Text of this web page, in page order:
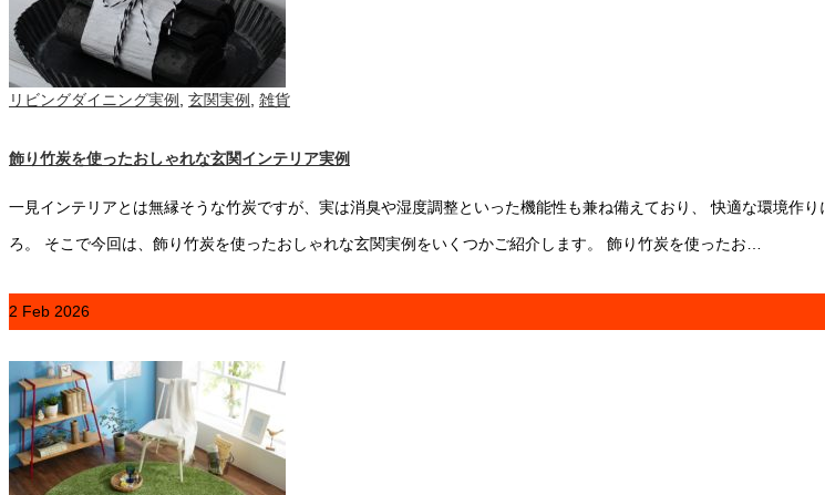
リビングダイニング実例 玄関実例 雑貨
飾り竹炭を使ったおしゃれな玄関インテリア実例
一見インテリアとは無縁そうな竹炭ですが、実は消臭や湿度調整といった機能性も兼ね備えており、 快適な環境作
ろ。 そこで今回は、飾り竹炭を使ったおしゃれな玄関実例をいくつかご紹介します。 飾り竹炭を使ったお…
2 Feb 2026